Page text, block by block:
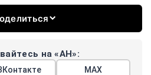
на «АН»:
МАХ